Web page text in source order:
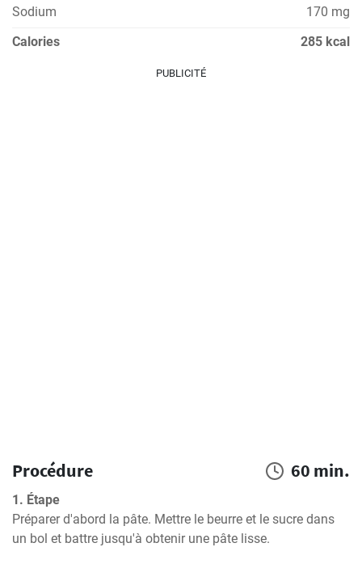
Sodium
170 mg
Calories
285 kcal
PUBLICITÉ
Procédure 60 min.
1. Étape
Préparer d'abord la pâte. Mettre le beurre et le sucre dans
un bol et battre jusqu'à obtenir une pâte lisse.